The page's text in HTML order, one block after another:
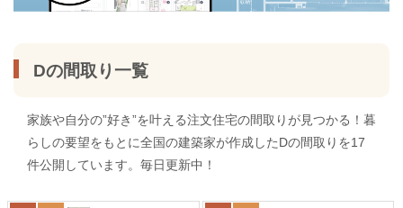
Dの間取り一覧
家族や自分の”好き”を叶える注文住宅の間取りが見つかる！暮
らしの要望をもとに全国の建築家が作成したDの間取りを17
件公開しています。毎日更新中！